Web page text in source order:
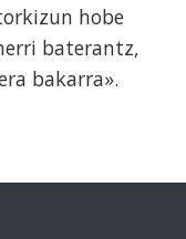
hobe
baterantz,
bakarra».